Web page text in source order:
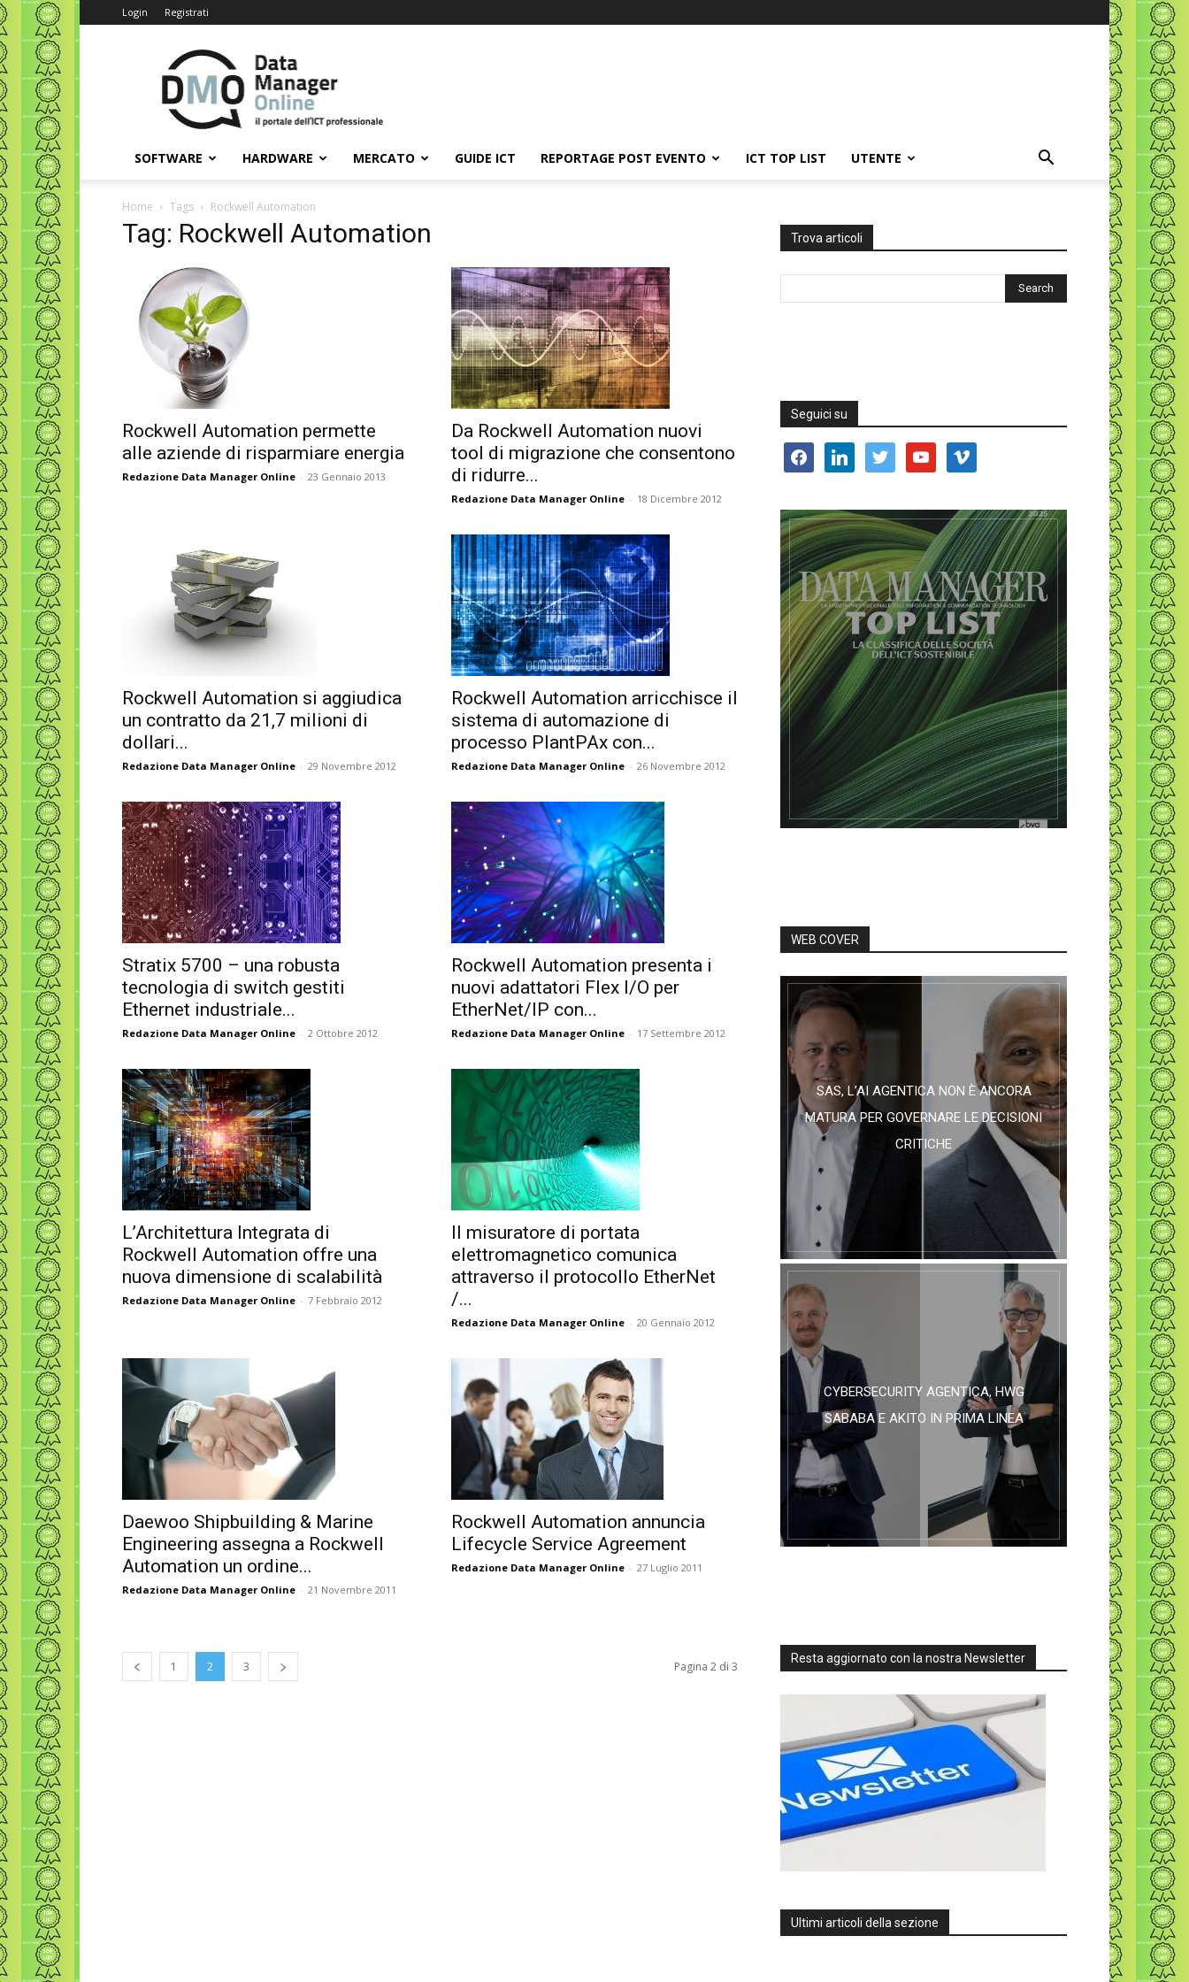
Login Registrati
Data
Manager
Online
SOFTWARE HARDWARE MERCATO GUIDE ICT REPORTAGE POST EVENTO ICT TOP LIST UTENTE
Home Tags Rockwell Automation
Tag: Rockwell Automation
Rockwell Automation permette
alle aziende di risparmiare energia
Redazione Data Manager Online - 23 Gennaio 2013
Da Rockwell Automation nuovi
tool di migrazione che consentono
di ridurre...
Redazione Data Manager Online - 18 Dicembre 2012
Rockwell Automation si aggiudica
un contratto da 21,7 milioni di
dollari...
Redazione Data Manager Online - 29 Novembre 2012
Rockwell Automation arricchisce il
sistema di automazione di
processo PlantPAx con...
Redazione Data Manager Online - 26 Novembre 2012
Stratix 5700 – una robusta
tecnologia di switch gestiti
Ethernet industriale...
Redazione Data Manager Online - 2 Ottobre 2012
Rockwell Automation presenta i
nuovi adattatori Flex I/O per
EtherNet/IP con...
Redazione Data Manager Online - 17 Settembre 2012
L’Architettura Integrata di
Rockwell Automation offre una
nuova dimensione di scalabilità
Redazione Data Manager Online - 7 Febbraio 2012
Il misuratore di portata
elettromagnetico comunica
attraverso il protocollo EtherNet
/...
Redazione Data Manager Online - 20 Gennaio 2012
Daewoo Shipbuilding & Marine
Engineering assegna a Rockwell
Automation un ordine...
Redazione Data Manager Online - 21 Novembre 2011
Rockwell Automation annuncia
Lifecycle Service Agreement
Redazione Data Manager Online - 27 Luglio 2011
1 2 3 Pagina 2 di 3
Trova articoli
Seguici su
facebooklinkedin twitter youtube vimeo
WEB COVER
SAS, L’AI AGENTICA NON È ANCORA
MATURA PER GOVERNARE LE DECISIONI
CRITICHE
CYBERSECURITY AGENTICA, HWG
SABABA E AKITO IN PRIMA LINEA
Resta aggiornato con la nostra Newsletter
Ultimi articoli della sezione